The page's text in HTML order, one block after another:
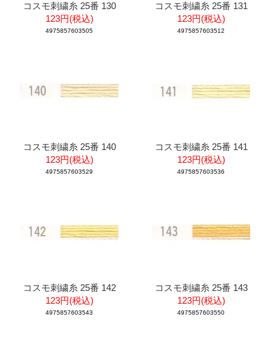
コスモ刺繍糸 25番 130
123円(税込)
4975857603505
コスモ刺繍糸 25番 131
123円(税込)
4975857603512
コスモ刺繍糸 25番 140
123円(税込)
4975857603529
コスモ刺繍糸 25番 141
123円(税込)
4975857603536
コスモ刺繍糸 25番 142
123円(税込)
4975857603543
コスモ刺繍糸 25番 143
123円(税込)
4975857603550